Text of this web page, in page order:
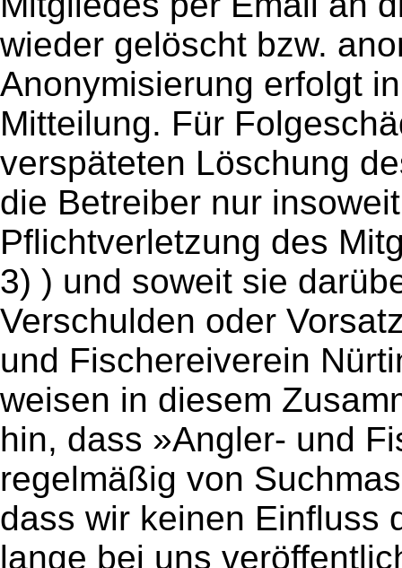
wieder gelöscht bzw.
Anonymisierung erfolgt
Mitteilung. Für
verspäteten Löschung
die Betreiber nur
Pflichtverletzung des
3) ) und soweit sie
Verschulden oder
und Fischereiverein
weisen in diesem
hin, dass »Angler- und
regelmäßig von
dass wir keinen Einfluss
lange bei uns